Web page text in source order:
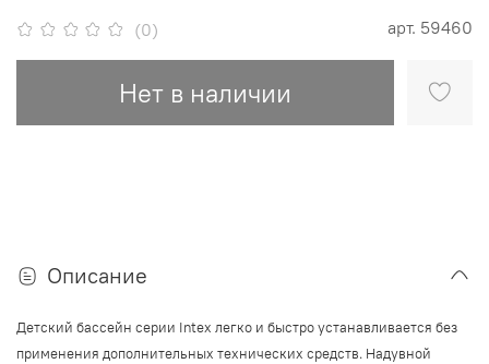
(0) арт. 59460
Нет в наличии
Описание
Детский бассейн серии Intex легко и быстро устанавливается без
применения дополнительных технических средств. Надувной